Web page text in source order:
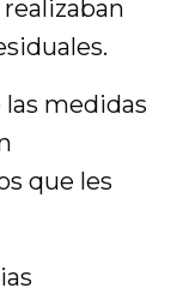
las medidas
que les